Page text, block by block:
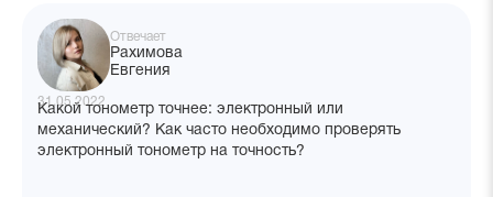
Отвечает
Рахимова
Евгения
31.05.2022
Какой тонометр точнее: электронный или
механический? Как часто необходимо проверять
электронный тонометр на точность?